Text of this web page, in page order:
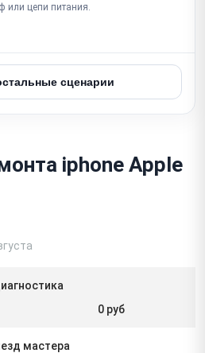
или цепи питания.
сценарии
iphone Apple
0 руб
мастера